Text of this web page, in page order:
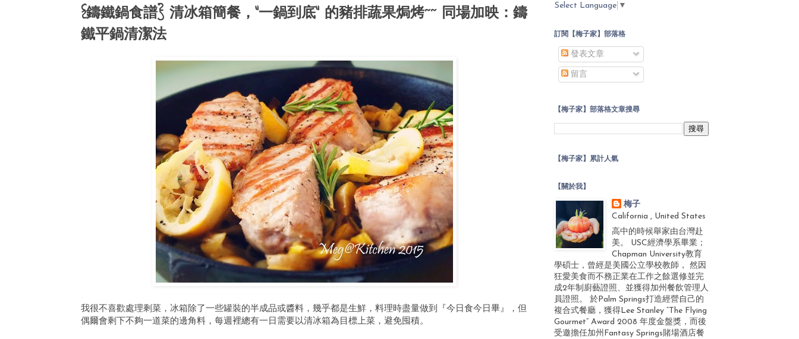
{鑄鐵鍋食譜} 清冰箱簡餐，"一鍋到底" 的豬排蔬果焗烤~~ 同場加映：鑄
鐵平鍋清潔法
我很不喜歡處理剩菜，冰箱除了一些罐裝的半成品或醬料，幾乎都是生鮮，料理時盡量做到『今日食今日畢』，但
偶爾會剩下不夠一道菜的邊角料，每週裡總有一日需要以清冰箱為目標上菜，避免囤積。
Select Language ▼
訂閱【梅子家】部落格
發表文章
留言
【梅子家】部落格文章搜尋
【梅子家】累計人氣
【關於我】
梅子
California , United States
高中的時候舉家由台灣赴
美。 USC經濟學系畢業；
Chapman University教育
學碩士，曾經是美國公立學校教師， 然因
狂愛美食而不務正業在工作之餘選修並完
成2年制廚藝證照、並獲得加州餐飲管理人
員證照。 於Palm Springs打造經營自己的
複合式餐廳，獲得Lee Stanley “The Flying
Gourmet” Award 2008 年度金盤獎，而後
受邀擔任加州Fantasy Springs賭場酒店餐